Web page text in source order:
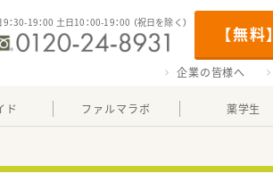
【無
：30-19：00 土日10：00-19：00 （祝日を除く）
企業の皆様へ
ド ファルマラボ 薬学生